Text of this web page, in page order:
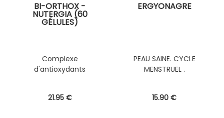
BI-ORTHOX -
NUTERGIA (60
GÉLULES)
Complexe
d'antioxydants
21.95 €
ERGYONAGRE
PEAU SAINE. CYCLE
MENSTRUEL .
15.90 €